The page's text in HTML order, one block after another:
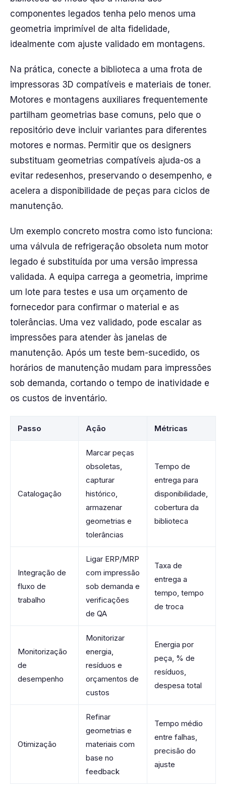
componentes legados tenha pelo menos uma
geometria imprimível de alta fidelidade,
idealmente com ajuste validado em montagens.
Na prática, conecte a biblioteca a uma frota de
impressoras 3D compatíveis e materiais de toner.
Motores e montagens auxiliares frequentemente
partilham geometrias base comuns, pelo que o
repositório deve incluir variantes para diferentes
motores e normas. Permitir que os designers
substituam geometrias compatíveis ajuda-os a
evitar redesenhos, preservando o desempenho, e
acelera a disponibilidade de peças para ciclos de
manutenção.
Um exemplo concreto mostra como isto funciona:
uma válvula de refrigeração obsoleta num motor
legado é substituída por uma versão impressa
validada. A equipa carrega a geometria, imprime
um lote para testes e usa um orçamento de
fornecedor para confirmar o material e as
tolerâncias. Uma vez validado, pode escalar as
impressões para atender às janelas de
manutenção. Após um teste bem-sucedido, os
horários de manutenção mudam para impressões
sob demanda, cortando o tempo de inatividade e
os custos de inventário.
Passo Ação Métricas
Catalogação
Marcar peças
obsoletas,
capturar
histórico,
armazenar
geometrias e
tolerâncias
Tempo de
entrega para
disponibilidade,
cobertura da
biblioteca
Integração de
fluxo de
trabalho
Ligar ERP/MRP
com impressão
sob demanda e
verificações
de QA
Taxa de
entrega a
tempo, tempo
de troca
Monitorização
de
desempenho
Monitorizar
energia,
resíduos e
orçamentos de
custos
Energia por
peça, % de
resíduos,
despesa total
Otimização
Refinar
geometrias e
materiais com
base no
feedback
Tempo médio
entre falhas,
precisão do
ajuste